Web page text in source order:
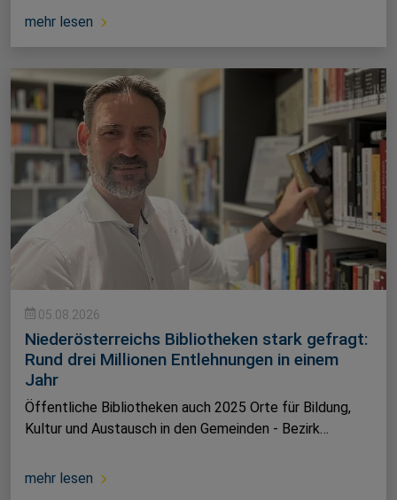
mehr lesen
05.08.2026
Niederösterreichs Bibliotheken stark gefragt:
Rund drei Millionen Entlehnungen in einem
Jahr
Öffentliche Bibliotheken auch 2025 Orte für Bildung,
Kultur und Austausch in den Gemeinden - Bezirk…
mehr lesen